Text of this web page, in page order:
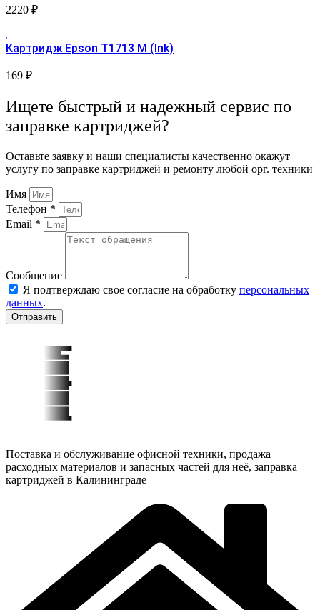
2220 ₽
Картридж Epson T1713 М (Ink)
169 ₽
Ищете быстрый и надежный сервис по
заправке картриджей?
Оставьте заявку и наши специалисты качественно окажут
услугу по заправке картриджей и ремонту любой орг. техники
Имя
Телефон *
Email *
Сообщение
Я подтверждаю свое согласие на обработку персональных
данных.
Отправить
Поставка и обслуживание офисной техники, продажа
расходных материалов и запасных частей для неё, заправка
картриджей в Калининграде